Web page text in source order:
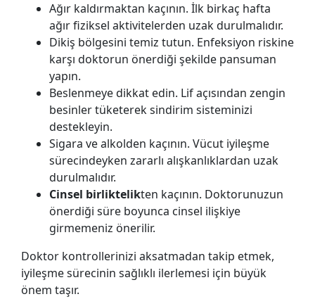
Ağır kaldırmaktan kaçının. İlk birkaç hafta
ağır fiziksel aktivitelerden uzak durulmalıdır.
Dikiş bölgesini temiz tutun. Enfeksiyon riskine
karşı doktorun önerdiği şekilde pansuman
yapın.
Beslenmeye dikkat edin. Lif açısından zengin
besinler tüketerek sindirim sisteminizi
destekleyin.
Sigara ve alkolden kaçının. Vücut iyileşme
sürecindeyken zararlı alışkanlıklardan uzak
durulmalıdır.
Cinsel birliktelikten kaçının. Doktorunuzun
önerdiği süre boyunca cinsel ilişkiye
girmemeniz önerilir.
Doktor kontrollerinizi aksatmadan takip etmek,
iyileşme sürecinin sağlıklı ilerlemesi için büyük
önem taşır.